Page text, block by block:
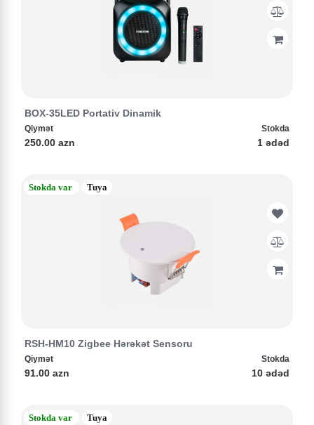
BOX-35LED Portativ Dinamik
Qiymət
250.00 azn
Stokda
1 ədəd
Stokda var Tuya
RSH-HM10 Zigbee Hərəkət Sensoru
Qiymət
91.00 azn
Stokda
10 ədəd
Stokda var Tuya